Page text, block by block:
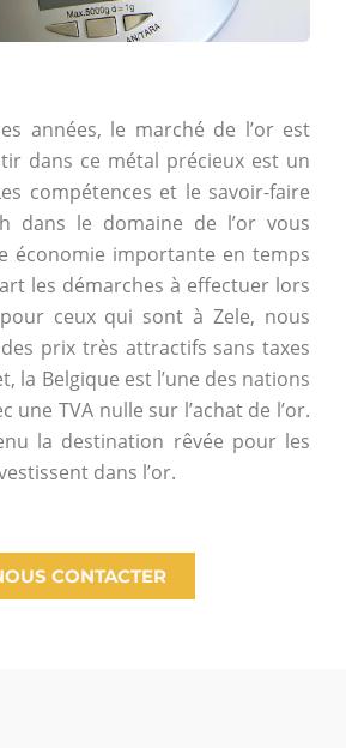
années, le marché de l’or est
dans ce métal précieux est un
compétences et le savoir-faire
dans le domaine de l’or vous
économie importante en temps
les démarches à effectuer lors
pour ceux qui sont à Zele, nous
prix très attractifs sans taxes
la Belgique est l’une des nations
une TVA nulle sur l’achat de l’or.
la destination rêvée pour les
dans l’or.
CONTACTER